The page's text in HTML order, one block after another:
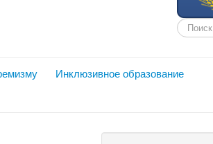
Искать...
Инклюзивное образование